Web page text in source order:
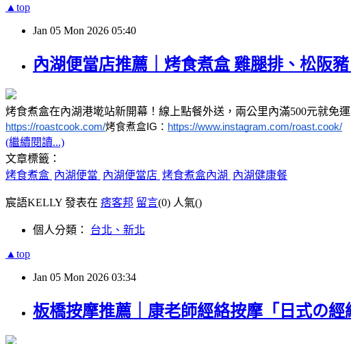
▲top
Jan 05 Mon 2026 05:40
內湖便當店推薦｜烤食煮盒 雞腿排、松阪
烤食煮盒在內湖港墘站新開幕！線上點餐外送，兩公里內滿500元就免運
https://roastcook.com/烤食煮盒IG： https://www.instagram.com/roast.cook/
(繼續閱讀...)
文章標籤：
烤食煮盒 內湖便當 內湖便當店 烤食煮盒內湖 內湖健康餐
宸語KELLY 發表在 痞客邦 留言(0) 人氣()
個人分類： 台北、新北
▲top
Jan 05 Mon 2026 03:34
板橋按摩推薦｜康老師經絡按摩「日式の